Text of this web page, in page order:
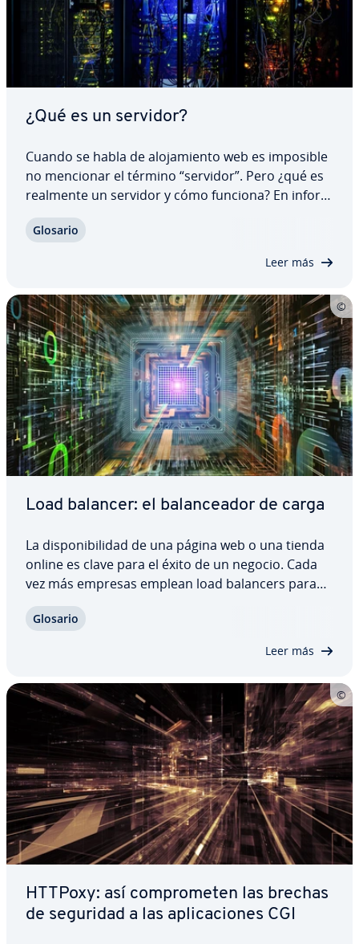
¿Qué es un servidor?
Cuando se habla de alo­ja­mie­n­to web es imposible
no mencionar el término “servidor”. Pero ¿qué es
realmente un servidor y cómo funciona? En in­fo­r­
original, como software que ofrece servicios de
Glosario
Leer más
Load balancer: el ba­la­n­cea­dor de carga
La di­s­po­ni­bi­li­dad de una página web o una tienda
online es clave para el éxito de un negocio. Cada
vez más empresas emplean load balancers para
los usuarios en múltiples se­r­vi­do­res. Si se aplica
Glosario
Leer más
HTTPoxy: así co­m­pro­me­ten las brechas
de seguridad a las apli­ca­cio­nes CGI